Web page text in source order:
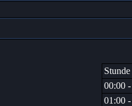
Stunde
00:00
01:00